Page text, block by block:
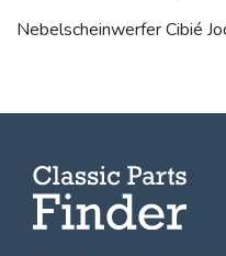
Nebelscheinwerfer Cibié